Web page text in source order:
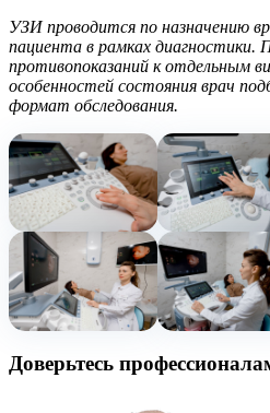
УЗИ проводится по назначению
пациента в рамках диагностики.
противопоказаний к отдельным
особенностей состояния врач
формат обследования.
Доверьтесь